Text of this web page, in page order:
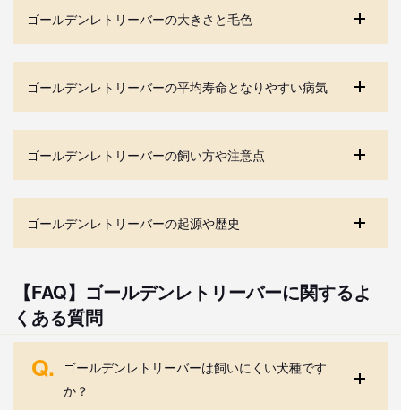
ゴールデンレトリーバーの大きさと毛色
ゴールデンレトリーバーの平均寿命となりやすい病気
ゴールデンレトリーバーの飼い方や注意点
ゴールデンレトリーバーの起源や歴史
【FAQ】ゴールデンレトリーバーに関するよ
くある質問
Q.
ゴールデンレトリーバーは飼いにくい犬種です
か？